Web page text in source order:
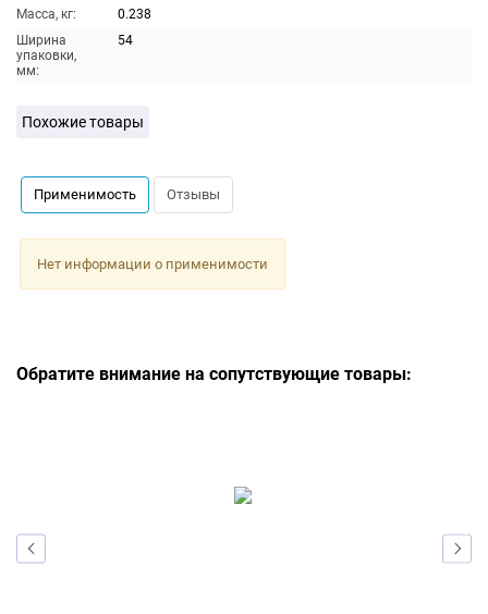
Масса, кг:
0.238
Ширина
упаковки,
мм:
54
Похожие товары
Применимость Отзывы
Нет информации о применимости
Обратите внимание на сопутствующие товары: